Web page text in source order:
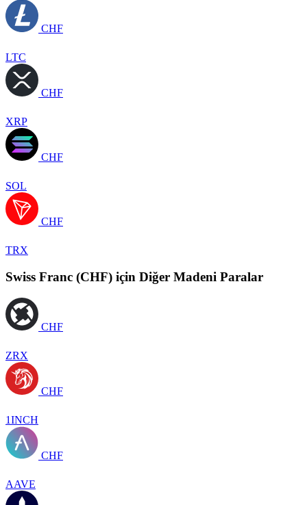
CHF
LTC
CHF
XRP
CHF
SOL
CHF
TRX
Swiss Franc (CHF) için Diğer Madeni Paralar
CHF
ZRX
CHF
1INCH
CHF
AAVE